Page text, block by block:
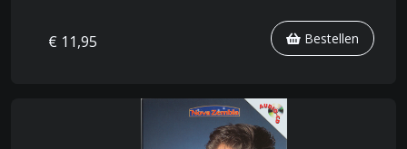
€ 11,95 Bestellen